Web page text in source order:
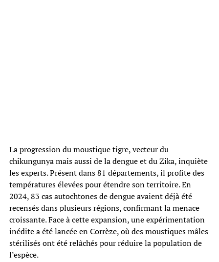
La progression du moustique tigre, vecteur du
chikungunya mais aussi de la dengue et du Zika, inquiète
les experts. Présent dans 81 départements, il profite des
températures élevées pour étendre son territoire. En
2024, 83 cas autochtones de dengue avaient déjà été
recensés dans plusieurs régions, confirmant la menace
croissante. Face à cette expansion, une expérimentation
inédite a été lancée en Corrèze, où des moustiques mâles
stérilisés ont été relâchés pour réduire la population de
l’espèce.